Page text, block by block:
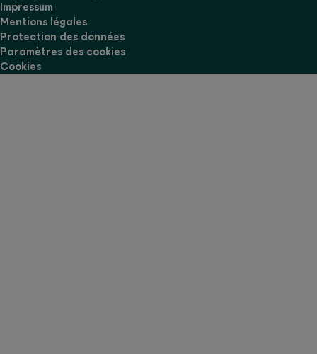
Impressum
Mentions légales
Protection des données
Paramètres des cookies
Cookies